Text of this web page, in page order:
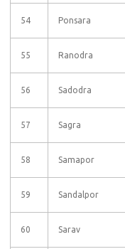
54 Ponsara
55 Ranodra
56 Sadodra
57 Sagra
58 Samapor
59 Sandalpor
60 Sarav